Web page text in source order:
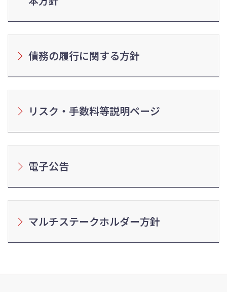
債務の履行に関する方針
リスク・手数料等説明ページ
電子公告
マルチステークホルダー方針
こ